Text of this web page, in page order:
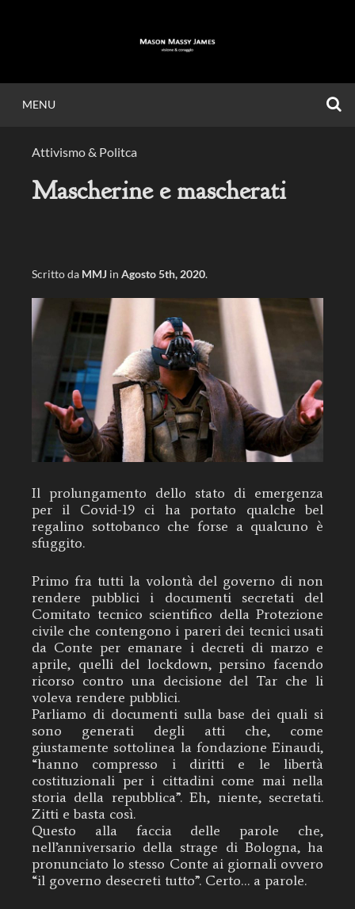
MASON MASSY
JAMES
MENU
Attivismo & Politca
Mascherine e mascherati
Scritto da MMJ in Agosto 5th, 2020.
Il prolungamento dello stato di emergenza
per il Covid-19 ci ha portato qualche bel
regalino sottobanco che forse a qualcuno è
sfuggito.
Primo fra tutti la volontà del governo di non
rendere pubblici i documenti secretati del
Comitato tecnico scientifico della Protezione
civile che contengono i pareri dei tecnici usati
da Conte per emanare i decreti di marzo e
aprile, quelli del lockdown, persino facendo
ricorso contro una decisione del Tar che li
voleva rendere pubblici.
Parliamo di documenti sulla base dei quali si
sono generati degli atti che, come
giustamente sottolinea la fondazione Einaudi,
“hanno compresso i diritti e le libertà
costituzionali per i cittadini come mai nella
storia della repubblica”. Eh, niente, secretati.
Zitti e basta così.
Questo alla faccia delle parole che,
nell’anniversario della strage di Bologna, ha
pronunciato lo stesso Conte ai giornali ovvero
“il governo desecreti tutto”. Certo… a parole.